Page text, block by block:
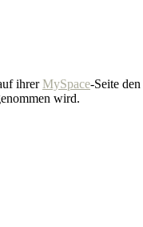
ihrerMySpace-Seite
wird.